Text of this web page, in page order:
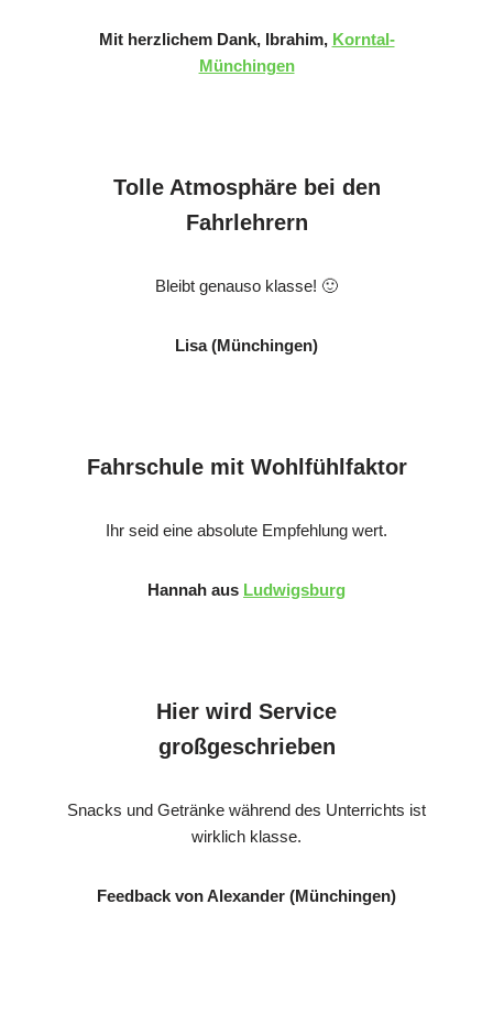
Mit herzlichem Dank, Ibrahim, Korntal-
Münchingen
Tolle Atmosphäre bei den
Fahrlehrern
Bleibt genauso klasse! 🙂
Lisa (Münchingen)
Fahrschule mit Wohlfühlfaktor
Ihr seid eine absolute Empfehlung wert.
Hannah aus Ludwigsburg
Hier wird Service
großgeschrieben
Snacks und Getränke während des Unterrichts ist
wirklich klasse.
Feedback von Alexander (Münchingen)